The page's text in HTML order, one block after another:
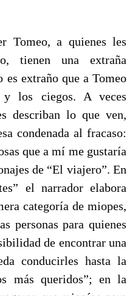
Tomeo, a quienes les
tienen una extraña
extraño que a Tomeo
los ciegos. A veces
describan lo que ven,
condenada al fracaso:
que a mí me gustaría
de “El viajero”. En
el narrador elabora
categoría de miopes,
personas para quienes
de encontrar una
conducirles hasta la
más queridos”; en la